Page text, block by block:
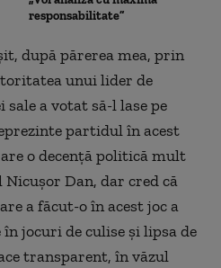
responsabilitate”
după părerea mea, prin
unui lider de
a votat să-l lase pe
partidul în acest
o decență politică mult
Dan, dar cred că
a făcut-o în acest joc a
jocuri de culise și lipsa de
transparent, în văzul